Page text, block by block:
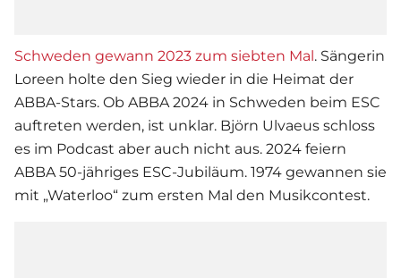
Schweden gewann 2023 zum siebten Mal. Sängerin
Loreen holte den Sieg wieder in die Heimat der
ABBA-Stars. Ob ABBA 2024 in Schweden beim ESC
auftreten werden, ist unklar. Björn Ulvaeus schloss
es im Podcast aber auch nicht aus. 2024 feiern
ABBA 50-jähriges ESC-Jubiläum. 1974 gewannen sie
mit „Waterloo“ zum ersten Mal den Musikcontest.